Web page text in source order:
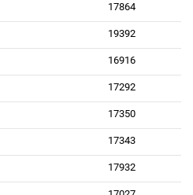
17864
19392
16916
17292
17350
17343
17932